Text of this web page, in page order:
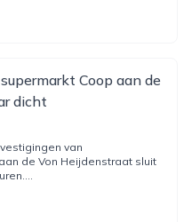
Coop aan de
dicht
van
de Von Heijdenstraat sluit